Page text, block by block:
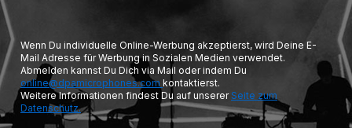
Wenn Du individuelle Online-Werbung akzeptierst, wird Deine E-
Mail Adresse für Werbung in Sozialen Medien verwendet.
Abmelden kannst Du Dich via Mail oder indem Du
online@dpamicrophones.com kontaktierst.
Weitere Informationen findest Du auf unserer Seite zum
Datenschutz.